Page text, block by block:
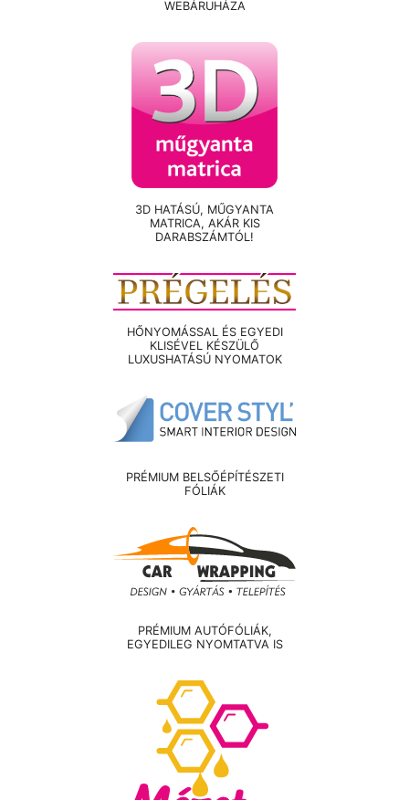
WEBÁRUHÁZA
3D HATÁSÚ, MŰGYANTA
MATRICA, AKÁR KIS
DARABSZÁMTÓL!
HŐNYOMÁSSAL ÉS EGYEDI
KLISÉVEL KÉSZÜLŐ
LUXUSHATÁSÚ NYOMATOK
PRÉMIUM BELSŐÉPÍTÉSZETI
FÓLIÁK
PRÉMIUM AUTÓFÓLIÁK,
EGYEDILEG NYOMTATVA IS